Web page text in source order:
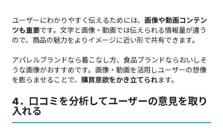
ユーザーにわかりやすく伝えるためには、 画像や動画コンテン
ツも重要です。文字と画像・動画では伝えられる情報量が違う
ので、商品の魅力をよりイメージに近い形で共有できます。
アパレルブランドなら着こなし方、食品ブランドならおいしそ
うな画像がおすすめです。画像・動画を活用しユーザーの想像
を膨らませることで、 購買意欲をかき立てられます。
4．口コミを分析してユーザーの意見を取り
入れる